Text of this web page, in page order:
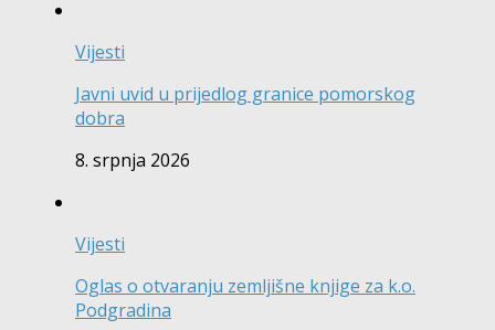
Vijesti
Javni uvid u prijedlog granice pomorskog
dobra
8. srpnja 2026
Vijesti
Oglas o otvaranju zemljišne knjige za k.o.
Podgradina